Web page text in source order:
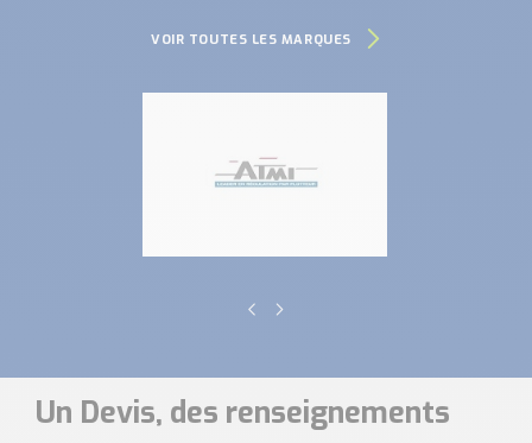
VOIR TOUTES LES MARQUES
Un Devis, des renseignements